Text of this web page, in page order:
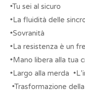
•Tu sei al sicuro
•La fluidità delle
•Sovranità
•La resistenza è un
•Mano libera alla tua
•Largo alla merda
•Trasformazione